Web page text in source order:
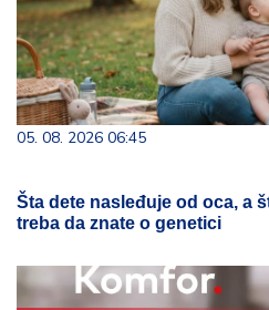
05. 08. 2026 06:45
Šta dete nasleđuje od oca, a
treba da znate o genetici